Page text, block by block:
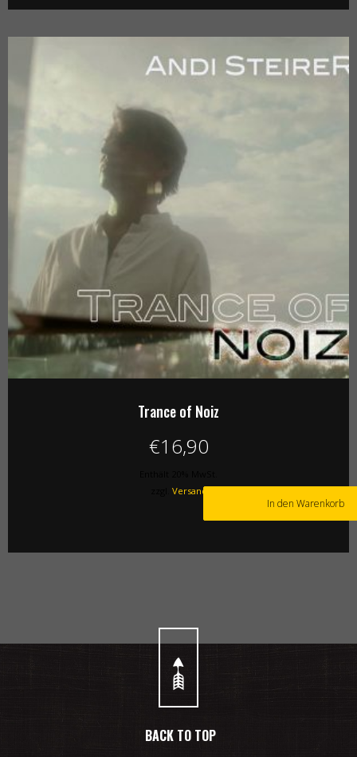
Trance of Noiz
€16,90
Versand
In den Warenkorb
BACK TO TOP